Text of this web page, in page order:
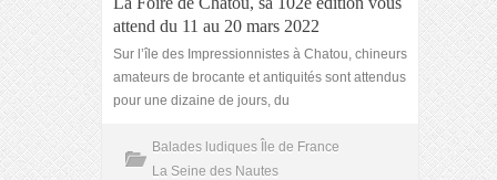
attend du 11 au 20 mars 2022
Sur l’île des Impressionnistes à Chatou, chineurs
amateurs de brocante et antiquités sont attendus
pour une dizaine de jours, du
Balades ludiques Île de France
La Seine des Nautes